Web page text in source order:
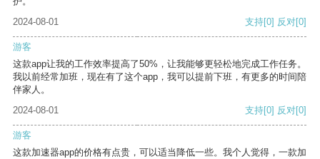
2024-08-01
支持[0] 反对[0]
游客
这款app让我的工作效率提高了50%，让我能够更轻松地完成工作任务。
我以前经常加班，现在有了这个app，我可以提前下班，有更多的时间陪
伴家人。
2024-08-01
支持[0] 反对[0]
游客
这款加速器app的价格有点贵，可以适当降低一些。我个人觉得，一款加